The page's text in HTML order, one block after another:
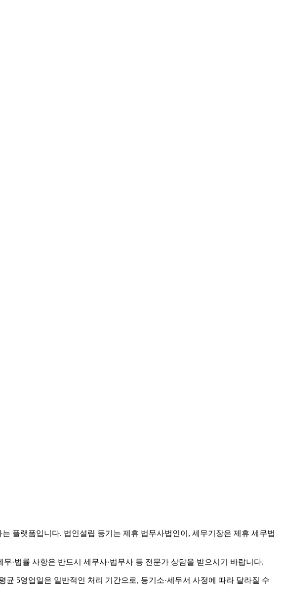
플랫폼입니다. 법인설립 등기는 제휴 법무사법인이, 세무기장은 제휴 세무법
·법률 사항은 반드시 세무사·법무사 등 전문가 상담을 받으시기 바랍니다.
5영업일은 일반적인 처리 기간으로, 등기소·세무서 사정에 따라 달라질 수